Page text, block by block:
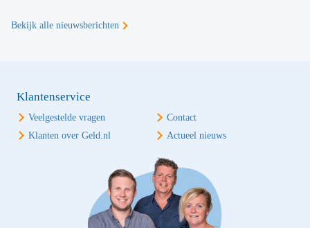
Bekijk alle nieuwsberichten
Klantenservice
Veelgestelde vragen
Contact
Klanten over Geld.nl
Actueel nieuws